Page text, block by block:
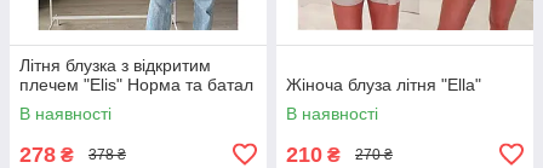
Літня блузка з відкритим
плечем "Elis" Норма та батал
В наявності
278 ₴ 378 ₴
Жіноча блуза літня "Ella"
В наявності
210 ₴ 270 ₴